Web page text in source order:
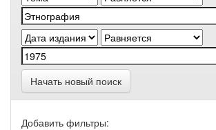
Начать новый поиск
Добавить фильтры: